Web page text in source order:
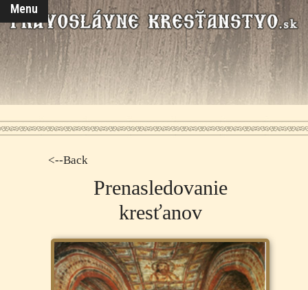
Menu
<--Back
Prenasledovanie
kresťanov